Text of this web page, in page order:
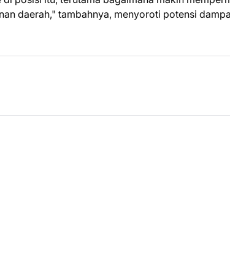
daerah," tambahnya, menyoroti potensi